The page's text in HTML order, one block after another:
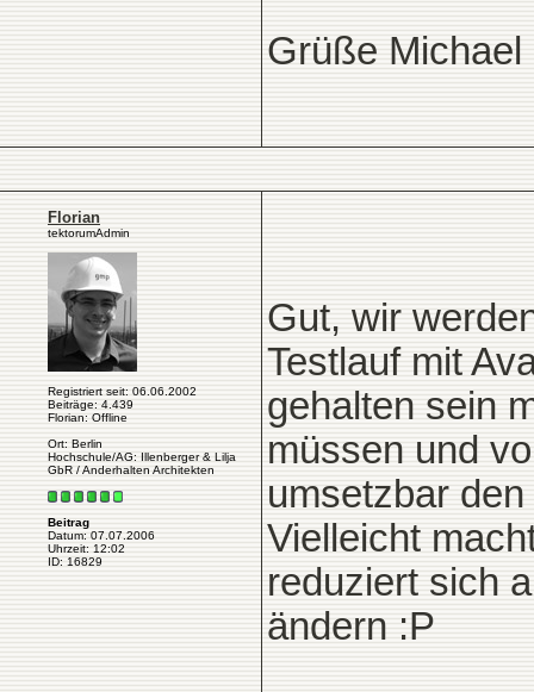
Grüße Michael
Florian
tektorumAdmin
Registriert seit: 06.06.2002
Beiträge: 4.439
Florian: Offline
Ort: Berlin
Hochschule/AG: Illenberger & Lilja
GbR / Anderhalten Architekten
Beitrag
Datum: 07.07.2006
Uhrzeit: 12:02
ID: 16829
Gut, wir
Testlauf mit
gehalten sein
müssen und
umsetzbar
Vielleicht
reduziert sich
ändern :P